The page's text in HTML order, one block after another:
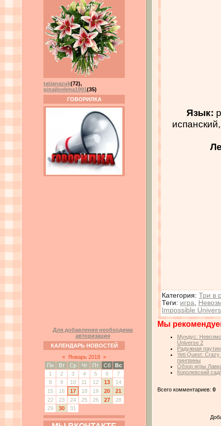
tatjanazuk(72),
ginajloelena1991 (35)
ГОВОРИЛКА
Для добавления необходима
авторизация
КАЛЕНДАРЬ НОВОСТЕЙ
« Январь 2018 »
Пн
Вт Ср Чт Пт Сб
Вс
1
2 3 4 5 6
7
8
9 10 11 12 13
14
15
16 17 18 19 20
21
22
23 24 25 26 27
28
29
30 31
Язык:
Категория: Три в
Теги: игра
Impossible
Мы
Мундус:
Universe 2
Радужная
Yeti Quest:
пингвины
Обзор игры
Королевский
Всего комментариев: 0